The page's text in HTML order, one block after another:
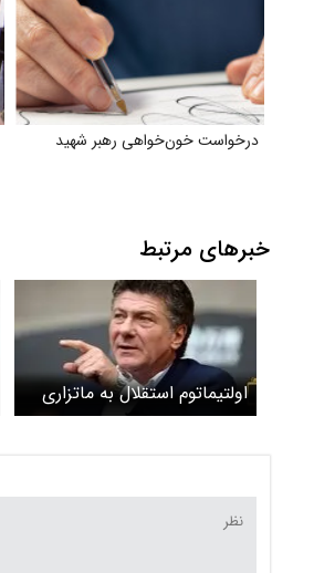
درخواست خون‌خواهی رهبر شهید
خبرهای مرتبط
اولتیماتوم استقلال به ماتزاری